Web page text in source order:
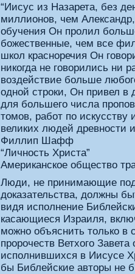
“Иисус из Назарета, без
миллионов, чем
обучения Он пролил
божественные, чем все
школ красноречия Он
никогда не говорились ни
воздействие больше
одной строки, Он привел
для большего числа
томов, работ по
великих людей древности
Филлип Шафф
“Личность Христа”
Американское общество
Люди, не принимающие
доказательства, должны
видя исполнение
касающиеся Израиля,
можно объяснить только в
пророчеств Ветхого
исполнившихся в Иисусе
бы Библейские авторы